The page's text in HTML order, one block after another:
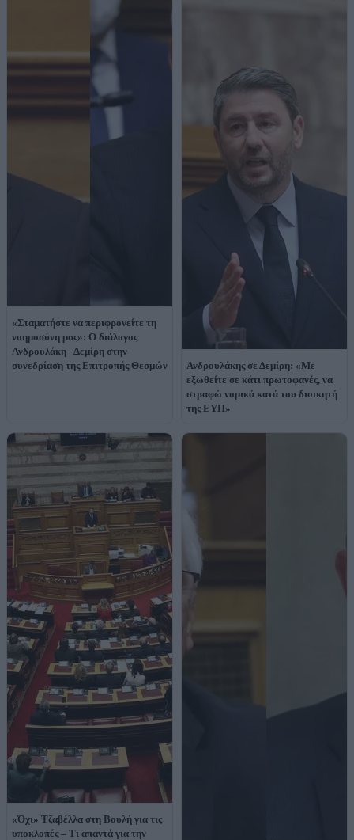
«Σταματήστε να περιφρονείτε τη
νοημοσύνη μας»: Ο διάλογος
Ανδρουλάκη - Δεμίρη στην
συνεδρίαση της Επιτροπής Θεσμών
Ανδρουλάκης σε Δεμίρη: «Με
εξωθείτε σε κάτι πρωτοφανές, να
στραφώ νομικά κατά του διοικητή
της ΕΥΠ»
«Όχι» Τζαβέλλα στη Βουλή για τις
υποκλοπές – Τι απαντά για την